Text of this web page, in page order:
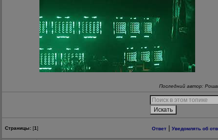
Последний автор:
Страницы: [1] Ответ Уведомлять об